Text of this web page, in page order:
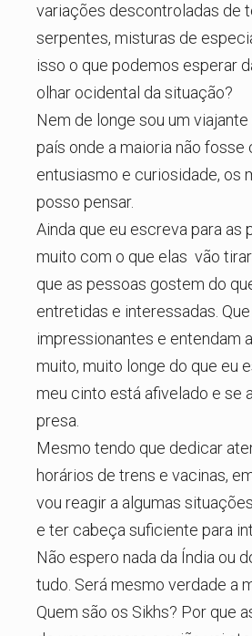
variações descontroladas de
serpentes, misturas de
isso o que podemos esperar
olhar ocidental da situação?
Nem de longe sou um
país onde a maioria não
entusiasmo e curiosidade, os
posso pensar.
Ainda que eu escreva para
muito com o que elas vão
que as pessoas gostem do
entretidas e interessadas.
impressionantes e entendam
muito, muito longe do que eu
meu cinto está afivelado e se
presa.
Mesmo tendo que dedicar
horários de trens e vacinas,
vou reagir a algumas
e ter cabeça suficiente para
Não espero nada da Índia ou
tudo. Será mesmo verdade a
Quem são os Sikhs? Por que